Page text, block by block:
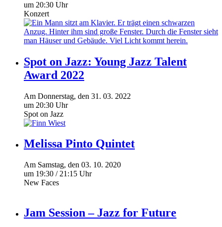
um 20:30 Uhr
Konzert
Spot on Jazz: Young Jazz Talent
Award 2022
Am Donnerstag, den 31. 03. 2022
um 20:30 Uhr
Spot on Jazz
Melissa Pinto Quintet
Am Samstag, den 03. 10. 2020
um 19:30 / 21:15 Uhr
New Faces
Jam Session – Jazz for Future